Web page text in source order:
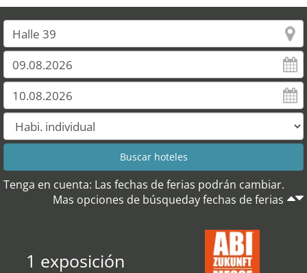
Tenga en cuenta: Las fechas de ferias podrán cambiar.
Mas opciones de búsqueday fechas de ferias
1 exposición